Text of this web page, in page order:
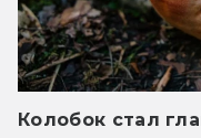
Колобок стал